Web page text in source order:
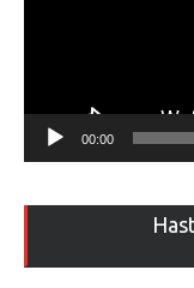
00:00